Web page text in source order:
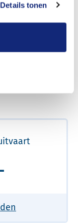
Details tonen